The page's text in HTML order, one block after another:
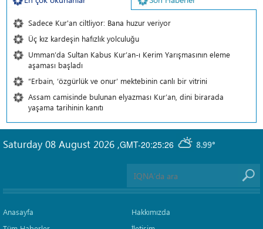
Sadece Kur'an ciltliyor: Bana huzur veriyor
Üç kız kardeşin hafızlık yolculuğu
Umman’da Sultan Kabus Kur’an-ı Kerim Yarışmasının eleme
aşaması başladı
“Erbain, ‘özgürlük ve onur’ mektebinin canlı bir vitrini
Assam camisinde bulunan elyazması Kur’an, dini birarada
yaşama tarihinin kanıtı
GMT-20:25:26 8.99°
Saturday 08 August 2026 ,
Anasayfa
Hakkımızda